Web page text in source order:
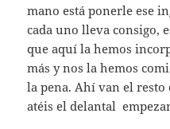
mano está ponerle ese
cada uno lleva consigo,
que aquí la hemos
más y nos la hemos
la pena. Ahí van el resto
atéis el delantal